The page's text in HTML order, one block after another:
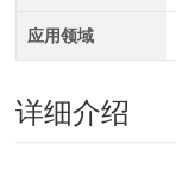
应用领域
详细介绍